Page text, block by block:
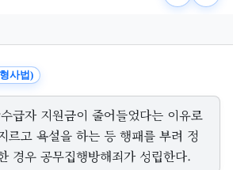
사법)
급자 지원금이 줄어들었다는 이유로
르고 욕설을 하는 등 행패를 부려 정
경우 공무집행방해죄가 성립한다.